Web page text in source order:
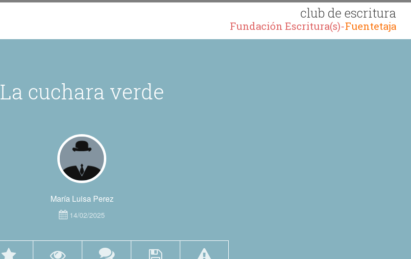
club de escritura
Fundación Escritura(s)-Fuentetaja
La cuchara verde
María Luisa Perez
14/02/2025